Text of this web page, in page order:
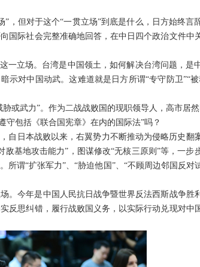
，但对于这个“一贯立场”到底是什么，日方始终言
国际社会完整准确地回答，在中日四个政治文件中
一立场。台湾是中国领土，如何解决台湾问题，是
示对中国动武。这难道就是日方所谓“专守防卫”“
或武力”。作为二战战败国的现职领导人，高市居
守包括《联合国宪章》在内的国际法”吗？
自日本战败以来，右翼势力不断推动为侵略历史翻
基地攻击能力”，图谋修改“无核三原则”等，一步
谓“扩张军力”、“胁迫他国”、“不顾周边邻国反对
今年是中国人民抗日战争暨世界反法西斯战争胜利
反思纠错，履行战败国义务，以实际行动兑现对中